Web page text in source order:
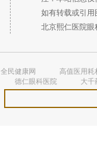
如有转载或引用
北京熙仁医院眼
全民健康网
高值医用耗
德仁眼科医院 大千